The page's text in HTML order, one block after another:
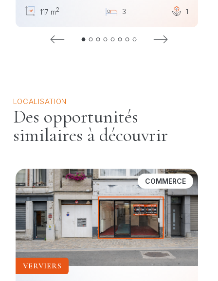
1
117 m2 3 1
LOCALISATION
Des opportunités
similaires à découvrir
COMMERCE
VERVIERS